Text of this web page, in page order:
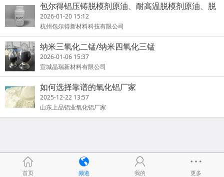
包尔得铝压铸脱模剂原油、耐高温脱模剂原油、脱
模剂
2026-01-20 15:12
杭州包尔得新材料科技有限公司
纳米三氧化二锰/纳米四氧化三锰
2026-01-06 15:37
宣城晶瑞新材料有限公司
如何选择靠谱的氧化铝厂家
2025-12-22 13:57
山东上品铝业氧化铝厂家
首页 频道 我的 更多